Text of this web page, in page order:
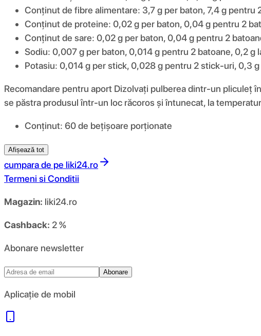
Conținut de fibre alimentare: 3,7 g per baton, 7,4 g pentru
Conținut de proteine: 0,02 g per baton, 0,04 g pentru 2
Conținut de sare: 0,02 g per baton, 0,04 g pentru 2
Sodiu: 0,007 g per baton, 0,014 g pentru 2 batoane, 0,2 g
Potasiu: 0,014 g per stick, 0,028 g pentru 2 stick-uri, 0,3 g
Recomandare pentru aport Dizolvați pulberea dintr-un pliculeț
se păstra produsul într-un loc răcoros și întunecat, la
Conținut: 60 de bețișoare porționate
Afișează tot
cumpara de pe liki24.ro
Termeni si Conditii
Magazin: liki24.ro
Cashback: 2 %
Abonare newsletter
Abonare
Aplicație de mobil